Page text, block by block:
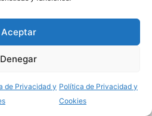
Aceptar
Denegar
de Privacidad y Política de Privacidad y
Cookies